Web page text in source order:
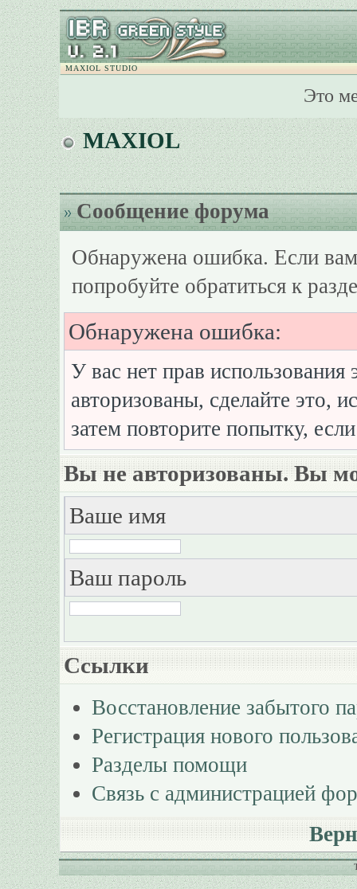
MAXIOL STUDIO
Это
MAXIOL
Сообщение форума
Обнаружена ошибка. Если
попробуйте обратиться к
Обнаружена ошибка:
У вас нет прав
авторизованы, сделайте это,
затем повторите попытку,
Вы не авторизованы. Вы
Ваше имя
Ваш пароль
Ссылки
Восстановление забытого
Регистрация нового
Разделы помощи
Связь с администрацией